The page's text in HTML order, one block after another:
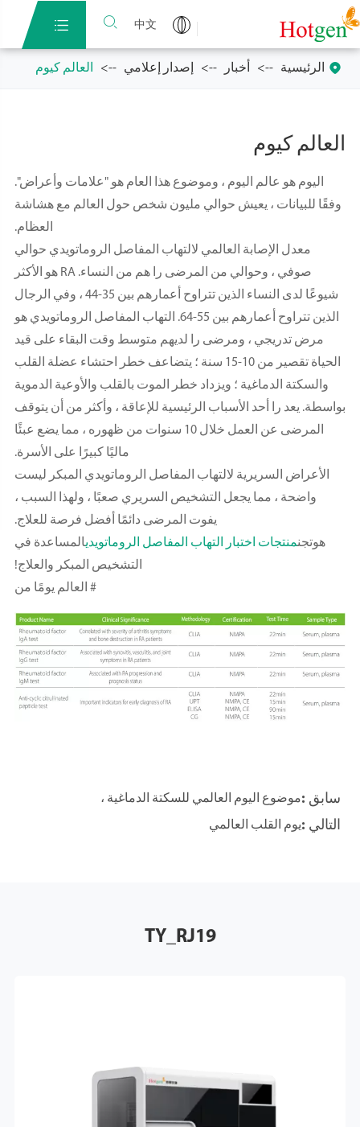
中文


 الرئيسية أخبار إصدار إعلامي العالم كيوم
العالم كيوم
اليوم هو عالم اليوم ، وموضوع هذا العام هو "علامات وأعراض".
وفقًا للبيانات ، يعيش حوالي مليون شخص حول العالم مع هشاشة
العظام.
معدل الإصابة العالمي لالتهاب المفاصل الروماتويدي حوالي
صوفي ، وحوالي من المرضى را هم من النساء. RA هو الأكثر
شيوعًا لدى النساء الذين تتراوح أعمارهم بين 35-44 ، وفي الرجال
الذين تتراوح أعمارهم بين 55-64. التهاب المفاصل الروماتويدي هو
مرض تدريجي ، ومرضى را لديهم متوسط وقت البقاء على قيد
الحياة تقصير من 10-15 سنة ؛ يتضاعف خطر احتشاء عضلة القلب
والسكتة الدماغية ؛ ويزداد خطر الموت بالقلب والأوعية الدموية
بواسطة. يعد را أحد الأسباب الرئيسية للإعاقة ، وأكثر من أن يتوقف
المرضى عن العمل خلال 10 سنوات من ظهوره ، مما يضع عبئًا
ماليًا كبيرًا على الأسرة.
الأعراض السريرية لالتهاب المفاصل الروماتويدي المبكر ليست
واضحة ، مما يجعل التشخيص السريري صعبًا ، ولهذا السبب ،
يفوت المرضى دائمًا أفضل فرصة للعلاج.
هوتجنمنتجات اختبار التهاب المفاصل الروماتويديالمساعدة في
التشخيص المبكر والعلاج!
# العالم يومًا من
سابق :موضوع اليوم العالمي للسكتة الدماغية ،
التالي :يوم القلب العالمي
TY_RJ19